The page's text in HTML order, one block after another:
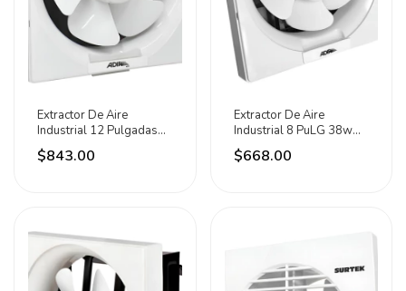
Extractor De Aire
Industrial 12 Pulgadas
Blanco 52w Adir
$843.00
Extractor De Aire
Industrial 8 PuLG 38w
Color Blanco Adir
$668.00